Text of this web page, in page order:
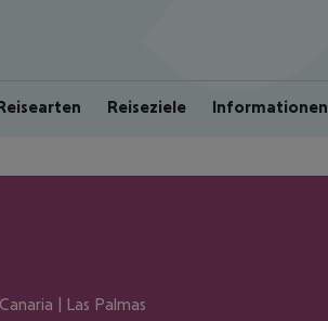
Reiseziele Informationen
| Las Palmas